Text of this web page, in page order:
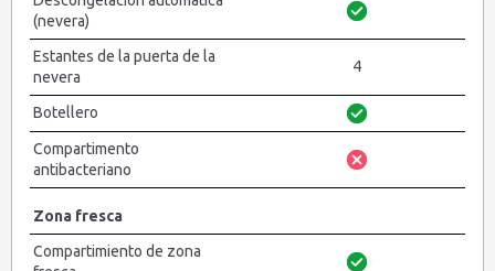
(nevera)
Estantes de la puerta de la
nevera
4
Botellero
Compartimento
antibacteriano
Zona fresca
Compartimiento de zona